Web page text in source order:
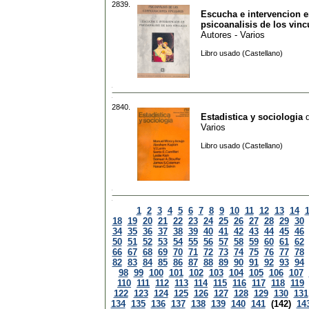
2839.
Escucha e intervencion
psicoanalisis de los
Autores - Varios
Libro usado (Castellano)
2840.
Estadistica y sociologia
Varios
Libro usado (Castellano)
1 2 3 4 5 6 7 8 9 10 11 12 13 14
18 19 20 21 22 23 24 25 26 27 28 29 30
34 35 36 37 38 39 40 41 42 43 44 45 46
50 51 52 53 54 55 56 57 58 59 60 61 62
66 67 68 69 70 71 72 73 74 75 76 77 78
82 83 84 85 86 87 88 89 90 91 92 93 94
98 99 100 101 102 103 104 105 106 107
110 111 112 113 114 115 116 117 118 119
122 123 124 125 126 127 128 129 130 131
134 135 136 137 138 139 140 141 (142)